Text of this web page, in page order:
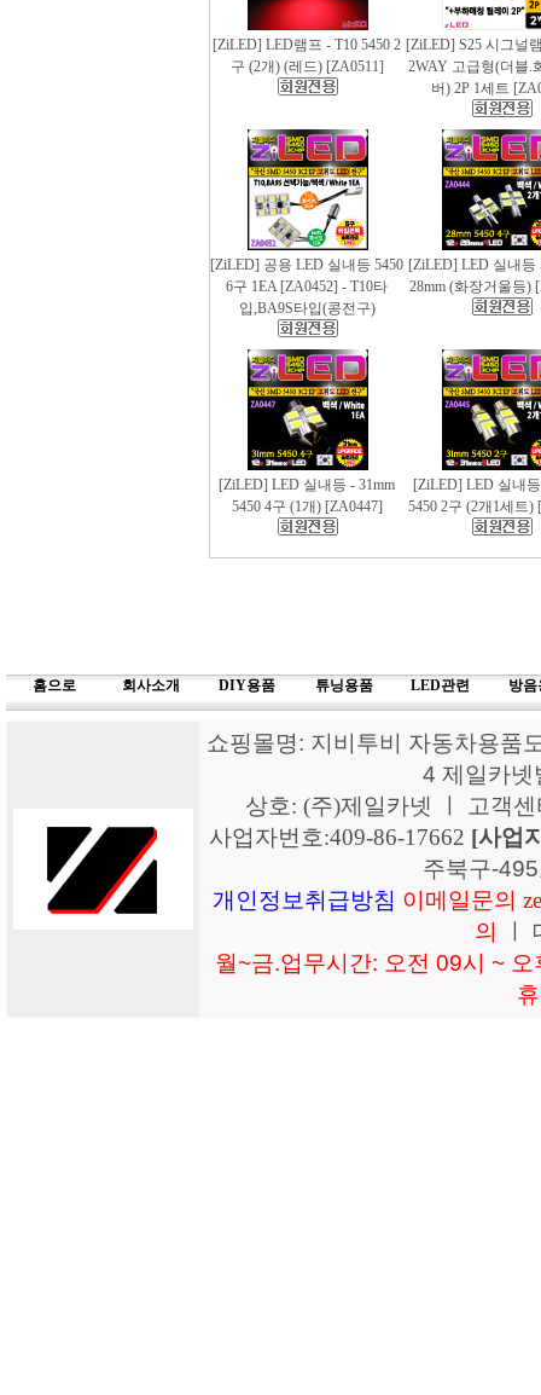
[ZiLED] LED램프 - T10 5450 2
구 (2개) (레드) [ZA0511]
[ZiLED] S25 시그널
2WAY 고급형(더블.
버) 2P 1세트
[ZiLED] 공용 LED 실내등 5450
6구 1EA [ZA0452] - T10타
입,BA9S타입(콩전구)
[ZiLED] LED 실내등
28mm (화장거울등)
[ZiLED] LED 실내등 - 31mm
5450 4구 (1개) [ZA0447]
[ZiLED] LED 실내
5450 2구 (2개1세트)
홈으로 회사소개 DIY용품 튜닝용품 LED관련 방음
쇼핑몰명: 지비투비 자동차용품
4 제일카
상호: (주)제일카넷 ㅣ 고객
사업자번호:409-86-17662 [사업
주북구-
개인정보취급방침 이메일문의
의
월~금.업무시간: 오전 09시 ~